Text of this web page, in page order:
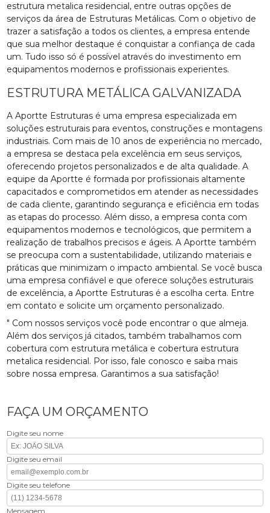
estrutura metalica residencial, entre outras opções de
serviços da área de Estruturas Metálicas. Com o objetivo de
trazer a satisfação a todos os clientes, a empresa entende
que sua melhor destaque é conquistar a confiança de cada
um. Tudo isso só é possível através do investimento em
equipamentos modernos e profissionais experientes.
ESTRUTURA METÁLICA GALVANIZADA
A Aportte Estruturas é uma empresa especializada em
soluções estruturais para eventos, construções e montagens
industriais. Com mais de 10 anos de experiência no mercado,
a empresa se destaca pela excelência em seus serviços,
oferecendo projetos personalizados e de alta qualidade. A
equipe da Aportte é formada por profissionais altamente
capacitados e comprometidos em atender as necessidades
de cada cliente, garantindo segurança e eficiência em todas
as etapas do processo. Além disso, a empresa conta com
equipamentos modernos e tecnológicos, que permitem a
realização de trabalhos precisos e ágeis. A Aportte também
se preocupa com a sustentabilidade, utilizando materiais e
práticas que minimizam o impacto ambiental. Se você busca
uma empresa confiável e que oferece soluções estruturais
de excelência, a Aportte Estruturas é a escolha certa. Entre
em contato e solicite um orçamento personalizado.
" Com nossos serviços você pode encontrar o que almeja.
Além dos serviços já citados, também trabalhamos com
cobertura com estrutura metálica e cobertura estrutura
metalica residencial. Por isso, fale conosco e saiba mais
sobre nossa empresa. Garantimos a sua satisfação!
FAÇA UM ORÇAMENTO
Digite seu nome
Digite seu email
Digite seu telefone
Mensagem